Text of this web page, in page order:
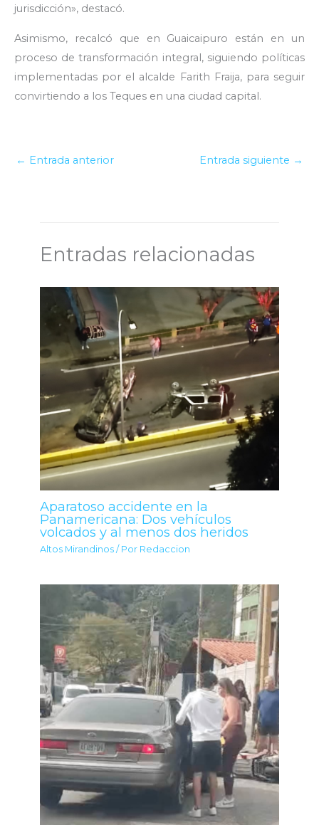
jurisdicción», destacó.
Asimismo, recalcó que en Guaicaipuro están en un
proceso de transformación integral, siguiendo políticas
implementadas por el alcalde Farith Fraija, para seguir
convirtiendo a los Teques en una ciudad capital.
← Entrada anterior Entrada siguiente →
Entradas relacionadas
Aparatoso accidente en la
Panamericana: Dos vehículos
volcados y al menos dos heridos
Altos Mirandinos / Por Redaccion